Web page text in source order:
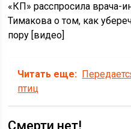
«КП» расспросила врача-
Тимакова о том, как
пору [видео]
Читать еще:
птиц
Смерти нет!